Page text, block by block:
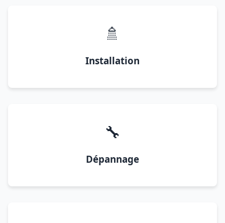
🚿
Installation
🔧
Dépannage